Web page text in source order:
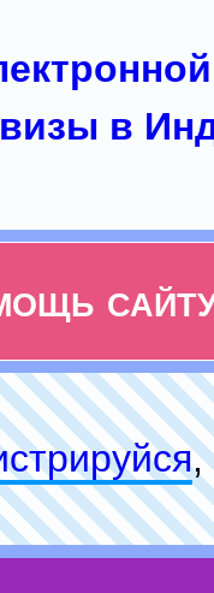
визы в
,